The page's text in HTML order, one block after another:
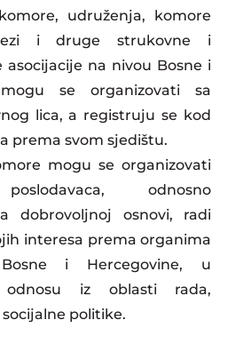
udruženja, komore
i druge strukovne i
asocijacije na nivou Bosne i
mogu se organizovati sa
lica, a registruju se kod
prema svom sjedištu.
mogu se organizovati
odnosno
dobrovoljnoj osnovi, radi
interesa prema organima
i Hercegovine, u
odnosu iz oblasti rada,
politike.